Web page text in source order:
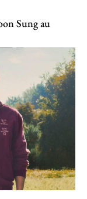
Sung au